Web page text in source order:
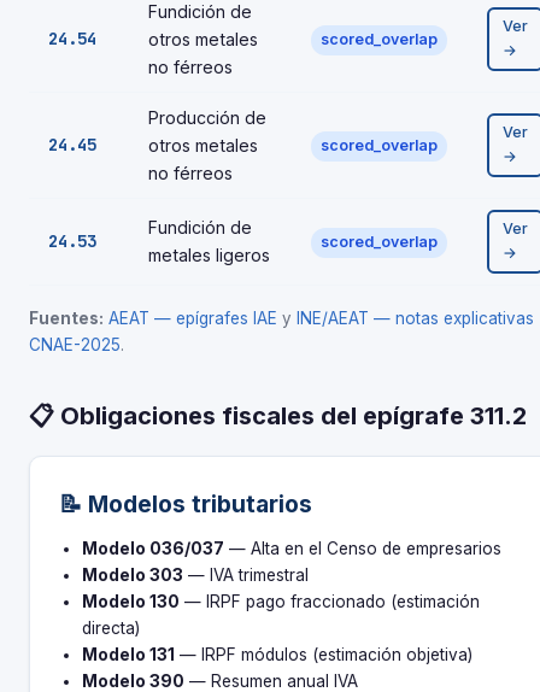
24.54
Fundición de
otros metales
no férreos
scored_overlap
Ver
→
24.45
Producción de
otros metales
no férreos
scored_overlap
Ver
→
24.53
Fundición de
metales ligeros
scored_overlap
Ver
→
Fuentes: AEAT — epígrafes IAE y
INE/AEAT — notas explicativas
CNAE-2025.
📋 Obligaciones fiscales del epígrafe 311.2
📝 Modelos tributarios
Modelo 036/037 — Alta en el Censo de empresarios
Modelo 303 — IVA trimestral
Modelo 130 — IRPF pago fraccionado (estimación
directa)
Modelo 131 — IRPF módulos (estimación objetiva)
Modelo 390 — Resumen anual IVA